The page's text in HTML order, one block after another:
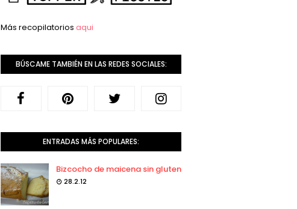
Más recopilatorios aqui
BÚSCAME TAMBIÉN EN LAS REDES SOCIALES:
ENTRADAS MÁS POPULARES:
Bizcocho de maicena sin gluten
28.2.12